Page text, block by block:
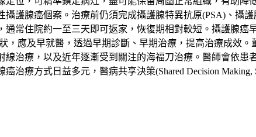
護腺癌個案。治療前仍須完成攝護腺特異抗原(PSA)、攝
常住院約一至三天即可返家，恢復期相對較短。攝護腺癌
應及早就醫，透過早期診斷、早期治療，提高治療成效
治療，以及近年逐漸受到關注的海福刀治療。醫師會依患
治療方式日益多元，醫病共享決策(Shared Decision